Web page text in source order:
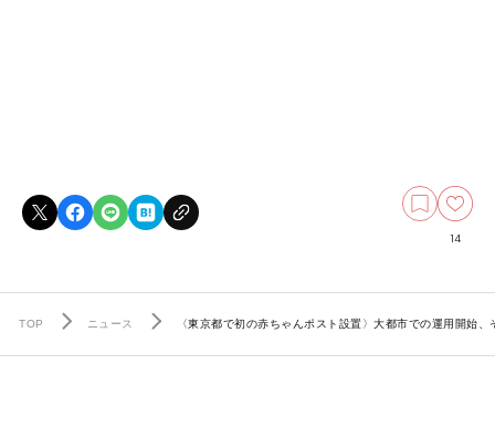
14
TOP ニュース 〈東京都で初の赤ちゃんポスト設置〉大都市での運用開始